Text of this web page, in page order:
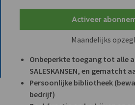
Activeer
Maandelijks
Onbeperkte toegang tot alle
SALESKANSEN, en gematcht
Persoonlijke bibliotheek
bedrijf)